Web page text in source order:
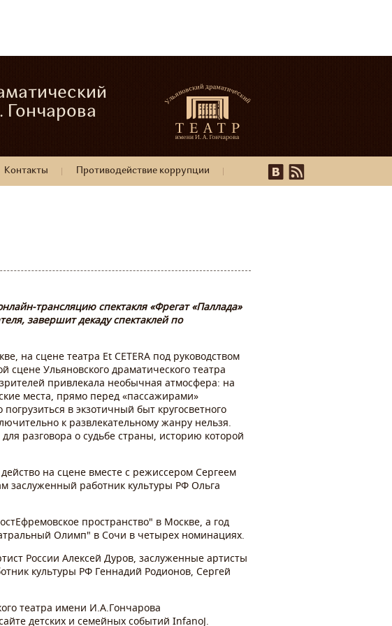
Контакты Противодействие коррупции
трансляцию спектакля «Фрегат «Паллада»
завершит декаду спектаклей по
на сцене театра Et CETERA под руководством
сцене Ульяновского драматического театра
привлекала необычная атмосфера: на
места, прямо перед «пассажирами»
в экзотичный быт кругосветного
к развлекательному жанру нельзя.
разговора о судьбе страны, историю которой
на сцене вместе с режиссером Сергеем
работник культуры РФ Ольга
пространство" в Москве, а год
Олимп" в Сочи в четырех номинациях.
России Алексей Дуров, заслуженные артисты
культуры РФ Геннадий Родионов, Сергей
театра имени И.А.Гончарова
детских и семейных событий InfanoJ.